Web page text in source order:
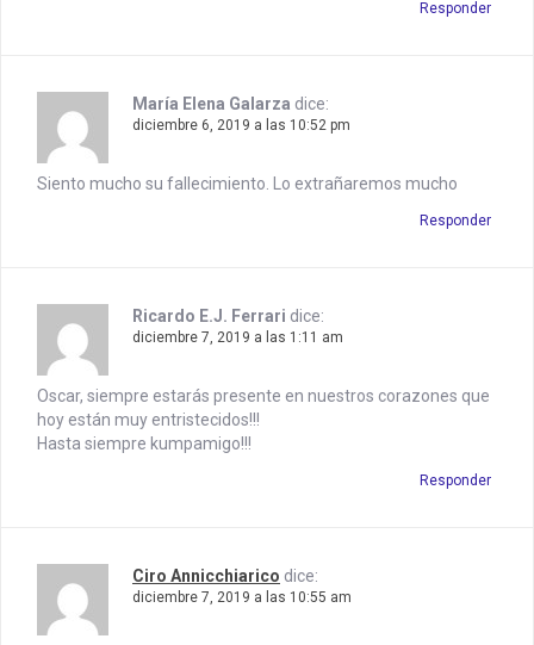
Responder
María Elena Galarza dice:
diciembre 6, 2019 a las 10:52 pm
Siento mucho su fallecimiento. Lo extrañaremos mucho
Responder
Ricardo E.J. Ferrari dice:
diciembre 7, 2019 a las 1:11 am
Oscar, siempre estarás presente en nuestros corazones que
hoy están muy entristecidos!!!
Hasta siempre kumpamigo!!!
Responder
Ciro Annicchiarico dice:
diciembre 7, 2019 a las 10:55 am